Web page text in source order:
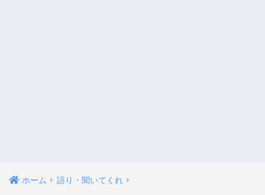
ホーム 語り・聞いてくれ